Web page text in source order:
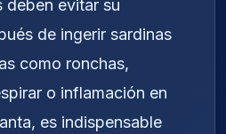
deben evitar su
de ingerir sardinas
como ronchas,
o inflamación en
es indispensable